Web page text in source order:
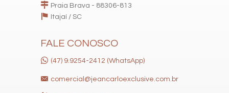
Praia Brava - 88306-813
Itajaí / SC
FALE CONOSCO
(47) 9.9254-2412 (WhatsApp)
comercial@jeancarloexclusive.com.br